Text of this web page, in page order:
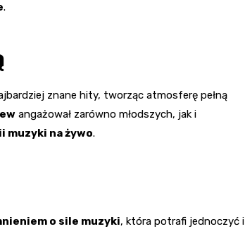
.
znane hity, tworząc atmosferę pełną
angażował zarówno młodszych, jak i
muzyki na żywo.
o sile muzyki, która potrafi jednoczyć i